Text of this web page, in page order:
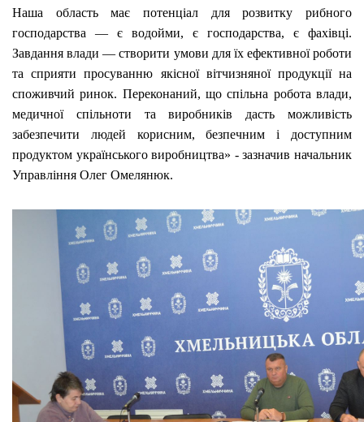
Наша область має потенціал для розвитку рибного
господарства — є водойми, є господарства, є фахівці.
Завдання влади — створити умови для їх ефективної роботи
та сприяти просуванню якісної вітчизняної продукції на
споживчий ринок. Переконаний, що спільна робота влади,
медичної спільноти та виробників дасть можливість
забезпечити людей корисним, безпечним і доступним
продуктом українського виробництва» - зазначив начальник
Управління Олег Омелянюк.